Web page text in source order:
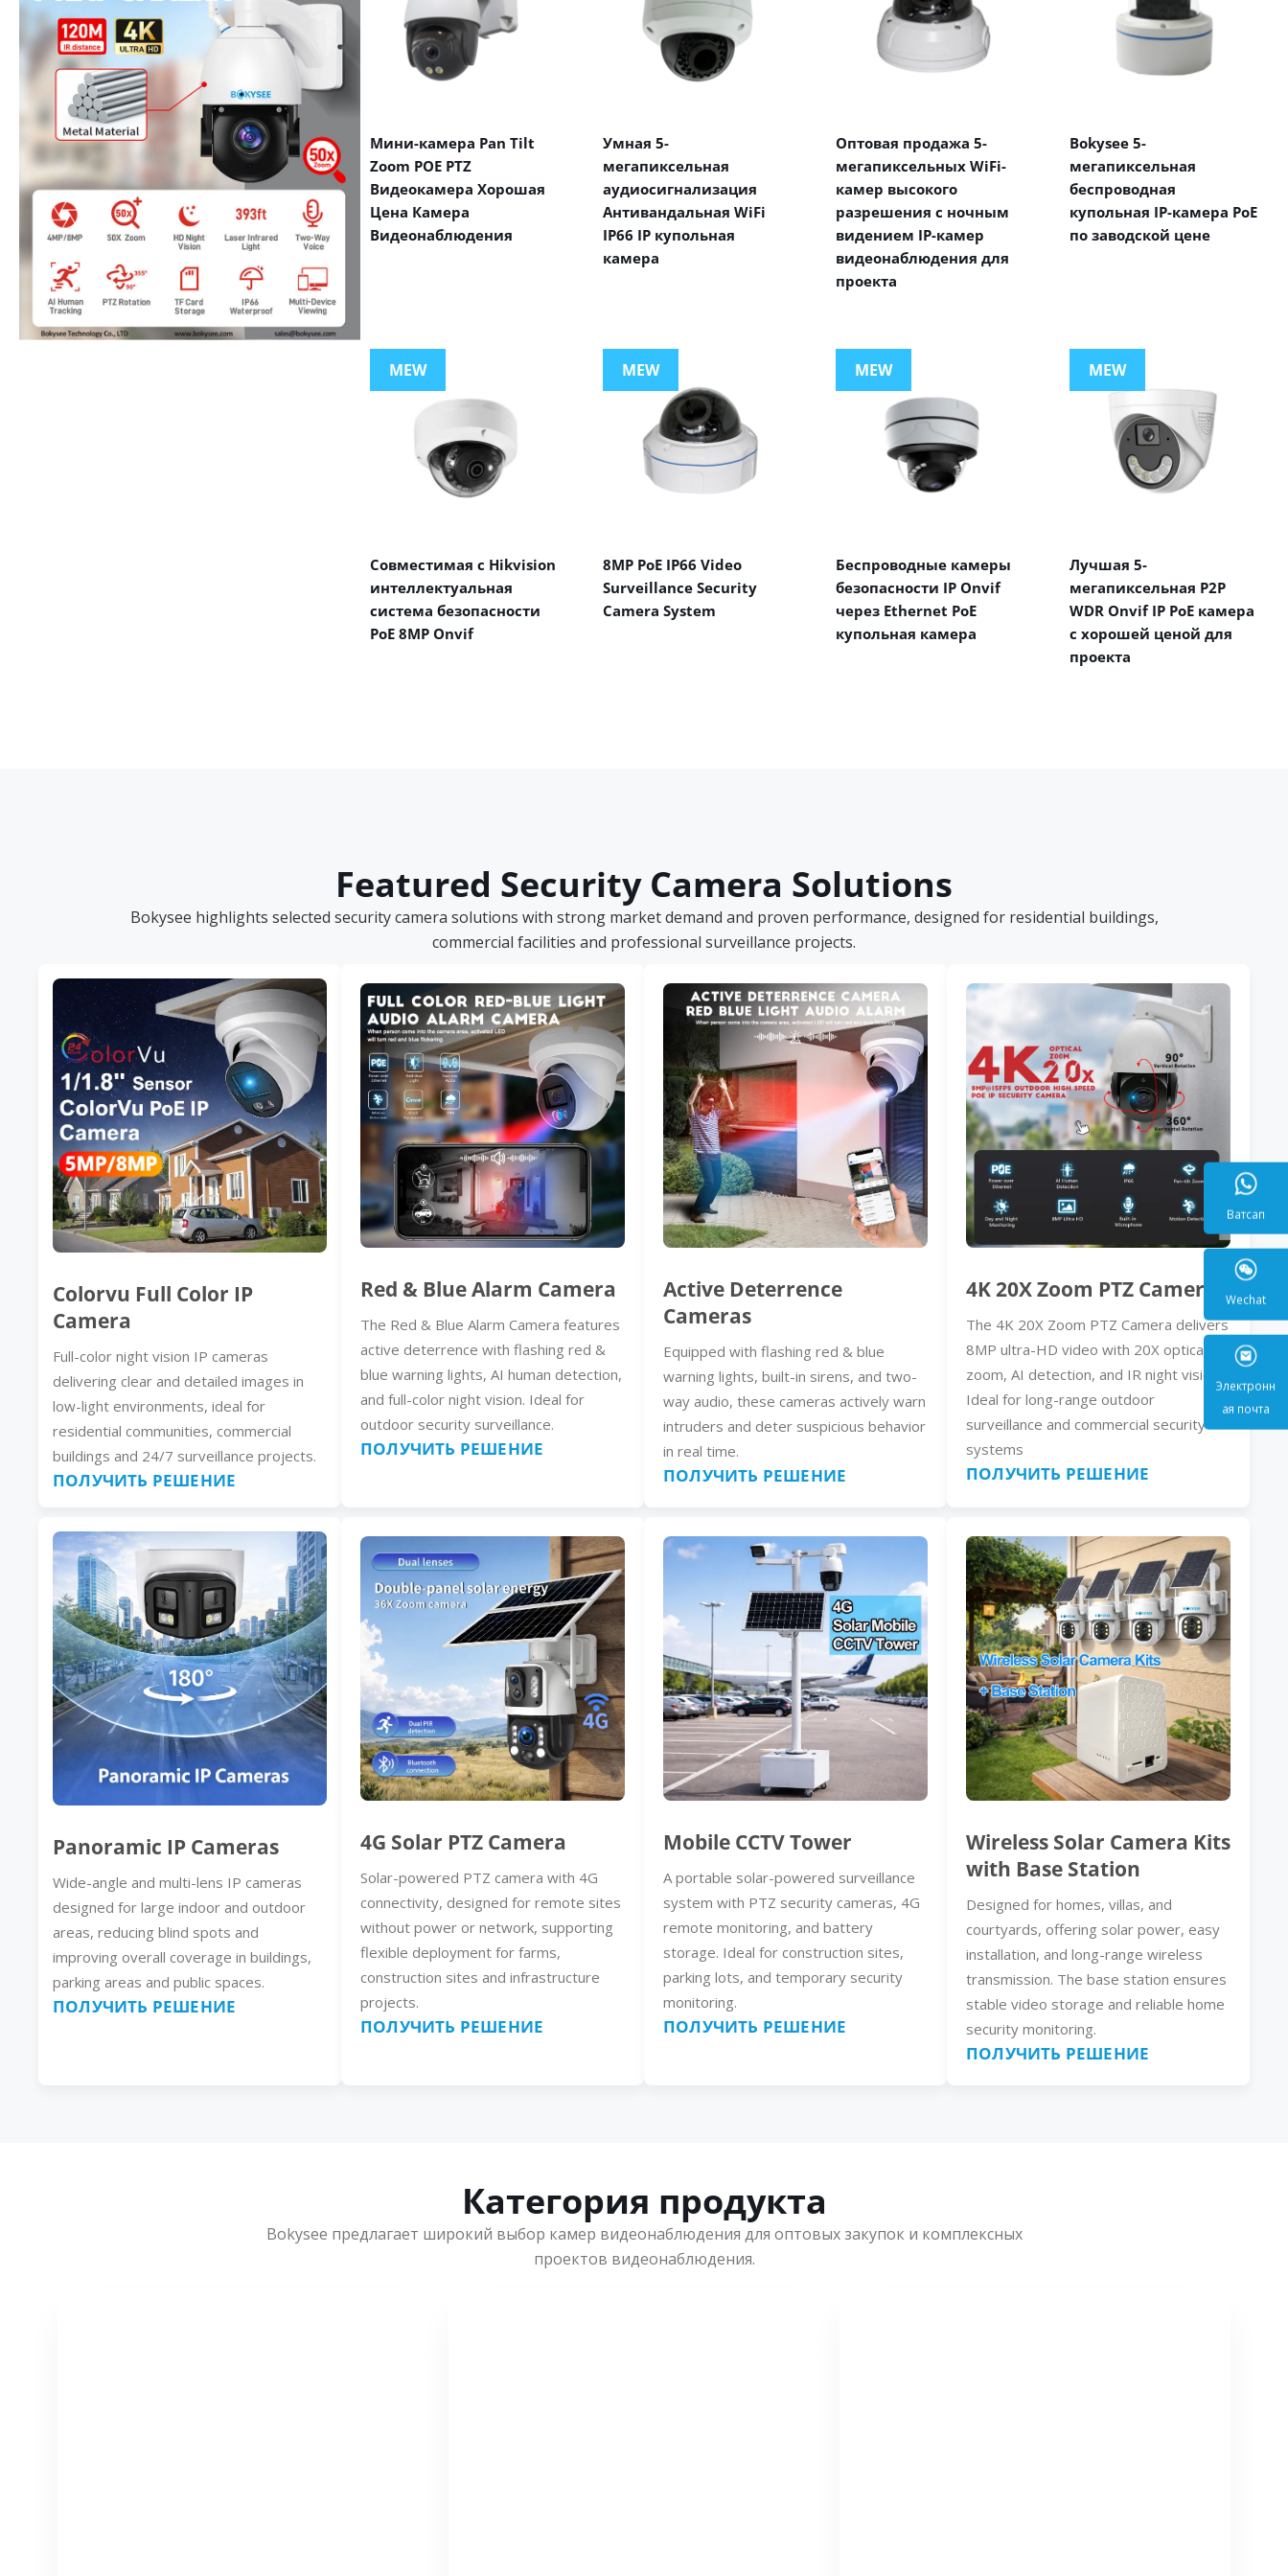
Мини-камера Pan Tilt
Zoom POE PTZ
Видеокамера Хорошая
Цена Камера
Видеонаблюдения
Умная 5-
мегапиксельная
аудиосигнализация
Антивандальная WiFi
IP66 IP купольная
камера
Оптовая продажа 5-
мегапиксельных WiFi-
камер высокого
разрешения с ночным
видением IP-камер
видеонаблюдения для
проекта
Bokysee 5-
мегапиксельная
беспроводная
купольная IP-камера PoE
по заводской цене
MEW
Совместимая с Hikvision
интеллектуальная
система безопасности
PoE 8MP Onvif
MEW
8MP PoE IP66 Video
Surveillance Security
Camera System
MEW
Беспроводные камеры
безопасности IP Onvif
через Ethernet PoE
купольная камера
MEW
Лучшая 5-
мегапиксельная P2P
WDR Onvif IP PoE камера
с хорошей ценой для
проекта
Featured Security Camera Solutions
Bokysee highlights selected security camera solutions with strong market demand and proven performance, designed for residential buildings,
commercial facilities and professional surveillance projects.
Colorvu Full Color IP
Camera
Full-color night vision IP cameras
delivering clear and detailed images in
low-light environments, ideal for
residential communities, commercial
buildings and 24/7 surveillance projects.
ПОЛУЧИТЬ РЕШЕНИЕ
Red & Blue Alarm Camera
The Red & Blue Alarm Camera features
active deterrence with flashing red &
blue warning lights, AI human detection,
and full-color night vision. Ideal for
outdoor security surveillance.
ПОЛУЧИТЬ РЕШЕНИЕ
Active Deterrence
Cameras
Equipped with flashing red & blue
warning lights, built-in sirens, and two-
way audio, these cameras actively warn
intruders and deter suspicious behavior
in real time.
ПОЛУЧИТЬ РЕШЕНИЕ
4K 20X Zoom PTZ Camera
The 4K 20X Zoom PTZ Camera delivers
8MP ultra-HD video with 20X optical
zoom, AI detection, and IR night vision.
Ideal for long-range outdoor
surveillance and commercial security
systems
ПОЛУЧИТЬ РЕШЕНИЕ
Panoramic IP Cameras
Wide-angle and multi-lens IP cameras
designed for large indoor and outdoor
areas, reducing blind spots and
improving overall coverage in buildings,
parking areas and public spaces.
ПОЛУЧИТЬ РЕШЕНИЕ
4G Solar PTZ Camera
Solar-powered PTZ camera with 4G
connectivity, designed for remote sites
without power or network, supporting
flexible deployment for farms,
construction sites and infrastructure
projects.
ПОЛУЧИТЬ РЕШЕНИЕ
Mobile CCTV Tower
A portable solar-powered surveillance
system with PTZ security cameras, 4G
remote monitoring, and battery
storage. Ideal for construction sites,
parking lots, and temporary security
monitoring.
ПОЛУЧИТЬ РЕШЕНИЕ
Wireless Solar Camera Kits
with Base Station
Designed for homes, villas, and
courtyards, offering solar power, easy
installation, and long-range wireless
transmission. The base station ensures
stable video storage and reliable home
security monitoring.
ПОЛУЧИТЬ РЕШЕНИЕ
Категория продукта
Bokysee предлагает широкий выбор камер видеонаблюдения для оптовых закупок и комплексных
проектов видеонаблюдения.